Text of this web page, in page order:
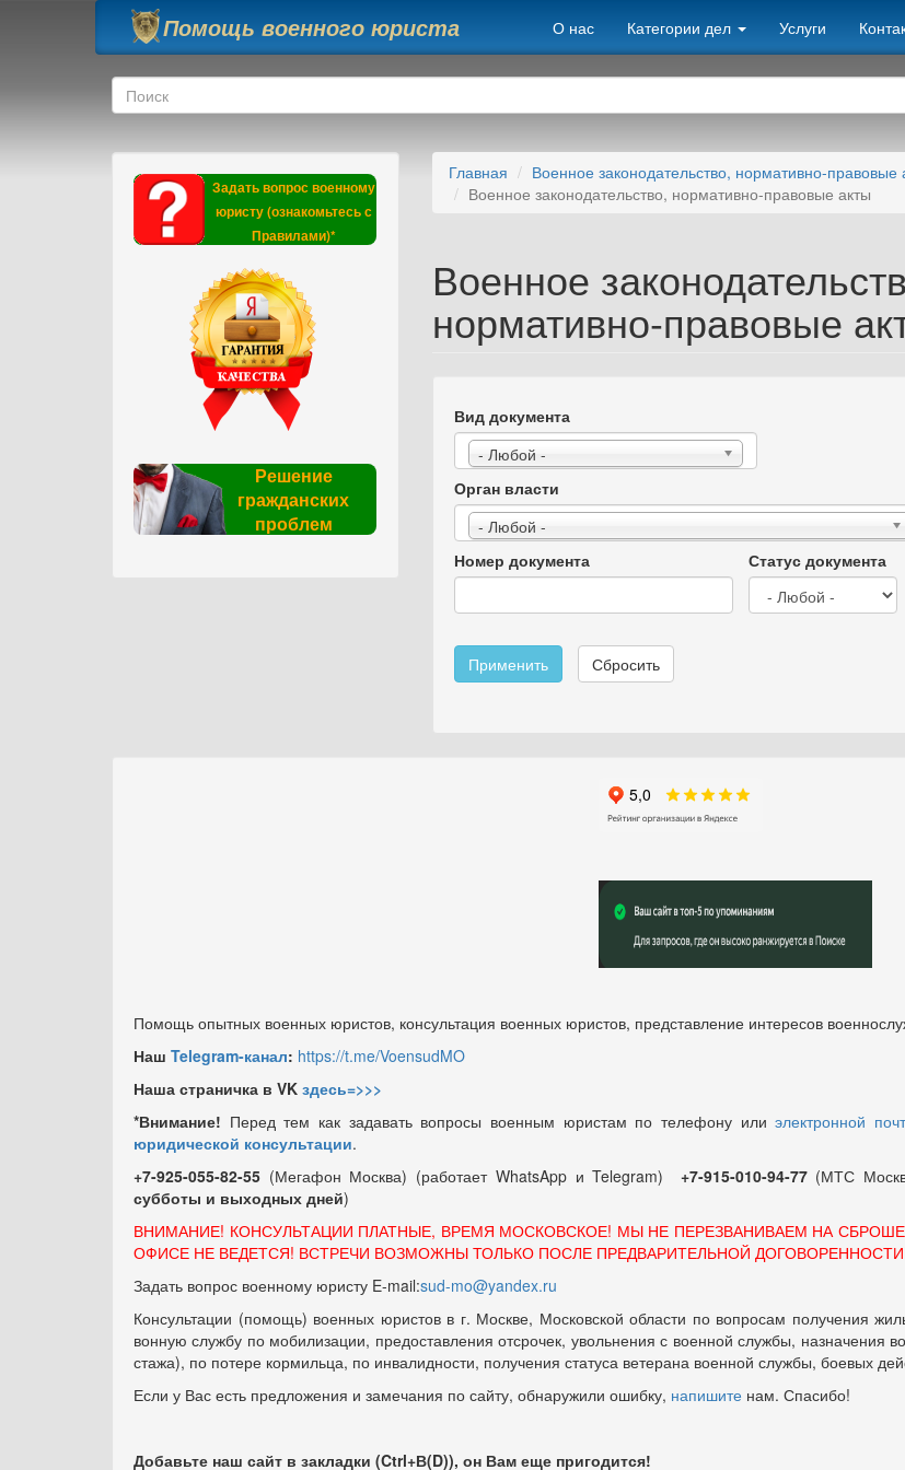
Перейти к основному содержанию
Помощь военного юриста О нас Категории дел Услуги
Форма поиска
Поиск
Задать вопрос военному
юристу (ознакомьтесь с
Правилами)*
Решение
гражданских
проблем
Главная
Военное законодательство, нормативно-правовые
Военное законодательство, нормативно-правовые акты
Военное
нормативно-правовые
Вид документа
- Любой -
Орган власти
- Любой -
Номер документа
Статус документа
Применить Сбросить
Помощь опытных военных юристов, консультация военных юристов, представление интересов
Наш Telegram-канал: https://t.me/VoensudMO
Наша страничка в VK здесь=>>>
*Внимание! Перед тем как задавать вопросы военным юристам по телефону илиэлектронной
юридической консультации.
+7-925-055-82-55 (Мегафон Москва) (работает WhatsApp и Telegram) +7-915-010-94-77 (МТС
субботы и выходных дней)
ВНИМАНИЕ! КОНСУЛЬТАЦИИ ПЛАТНЫЕ, ВРЕМЯ МОСКОВСКОЕ! МЫ НЕ ПЕРЕЗВАНИВАЕМ НА
ОФИСЕ НЕ ВЕДЕТСЯ! ВСТРЕЧИ ВОЗМОЖНЫ ТОЛЬКО ПОСЛЕ ПРЕДВАРИТЕЛЬНОЙ
Задать вопрос военному юристу E-mail:sud-mo@yandex.ru
Консультации (помощь) военных юристов в г. Москве, Московской области по вопросам получения
вонную службу по мобилизации, предоставления отсрочек, увольнения с военной службы, назначения
стажа), по потере кормильца, по инвалидности, получения статуса ветерана военной службы, боевых
Если у Вас есть предложения и замечания по сайту, обнаружили ошибку, напишите нам. Спасибо!
Добавьте наш сайт в закладки (Ctrl+В(D)), он Вам еще пригодится!